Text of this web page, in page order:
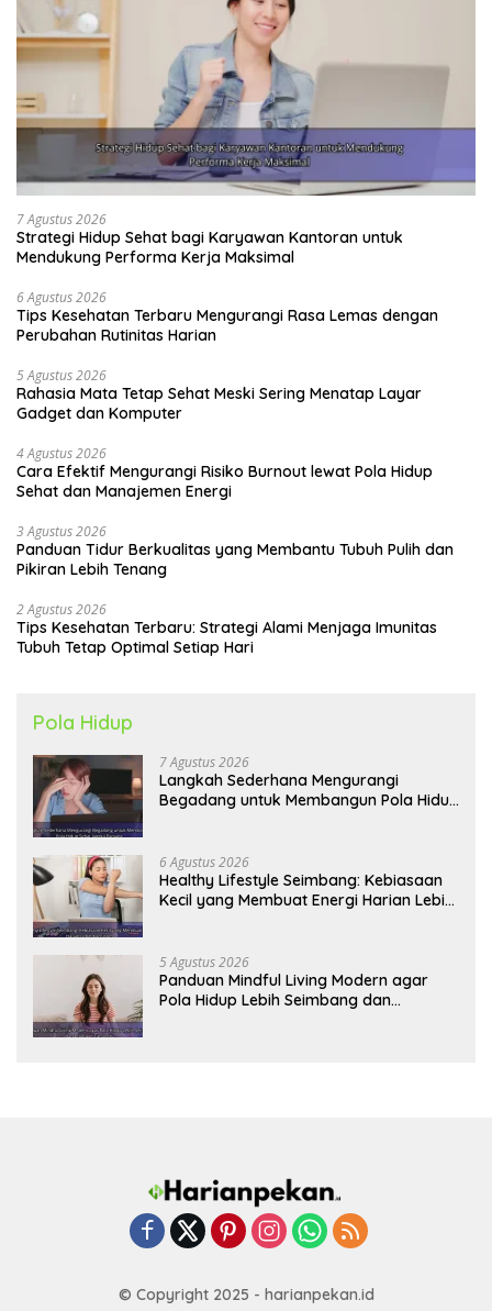
7 Agustus 2026
Strategi Hidup Sehat bagi Karyawan Kantoran untuk
Mendukung Performa Kerja Maksimal
6 Agustus 2026
Tips Kesehatan Terbaru Mengurangi Rasa Lemas dengan
Perubahan Rutinitas Harian
5 Agustus 2026
Rahasia Mata Tetap Sehat Meski Sering Menatap Layar
Gadget dan Komputer
4 Agustus 2026
Cara Efektif Mengurangi Risiko Burnout lewat Pola Hidup
Sehat dan Manajemen Energi
3 Agustus 2026
Panduan Tidur Berkualitas yang Membantu Tubuh Pulih dan
Pikiran Lebih Tenang
2 Agustus 2026
Tips Kesehatan Terbaru: Strategi Alami Menjaga Imunitas
Tubuh Tetap Optimal Setiap Hari
Pola Hidup
7 Agustus 2026
Langkah Sederhana Mengurangi
Begadang untuk Membangun Pola Hidup
6 Agustus 2026
Healthy Lifestyle Seimbang: Kebiasaan
Kecil yang Membuat Energi Harian Lebih
5 Agustus 2026
Panduan Mindful Living Modern agar
Pola Hidup Lebih Seimbang dan
© Copyright 2025 - harianpekan.id